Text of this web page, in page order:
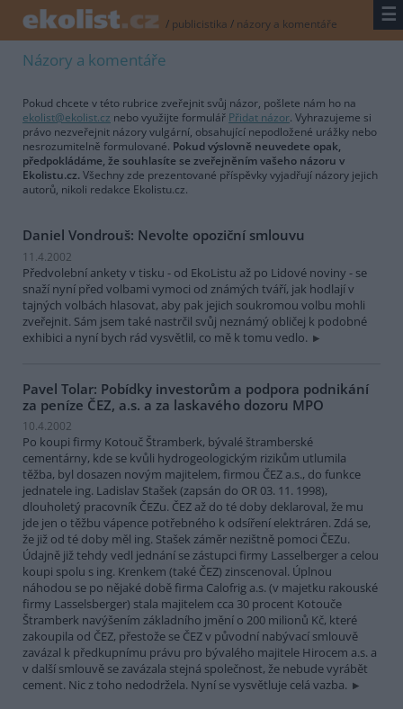
/ publicistika / názory a komentáře ☰
Názory a komentáře
Pokud chcete v této rubrice zveřejnit svůj názor, pošlete nám ho na
ekolist@ekolist.cz nebo využijte formulář Přidat názor. Vyhrazujeme si
právo nezveřejnit názory vulgární, obsahující nepodložené urážky nebo
nesrozumitelně formulované. Pokud výslovně neuvedete opak,
předpokládáme, že souhlasíte se zveřejněním vašeho názoru v
Ekolistu.cz. Všechny zde prezentované příspěvky vyjadřují názory jejich
autorů, nikoli redakce Ekolistu.cz.
Daniel Vondrouš: Nevolte opoziční smlouvu
11.4.2002
Předvolební ankety v tisku - od EkoListu až po Lidové noviny - se
snaží nyní před volbami vymoci od známých tváří, jak hodlají v
tajných volbách hlasovat, aby pak jejich soukromou volbu mohli
zveřejnit. Sám jsem také nastrčil svůj neznámý obličej k podobné
exhibici a nyní bych rád vysvětlil, co mě k tomu vedlo.
Pavel Tolar: Pobídky investorům a podpora podnikání
za peníze ČEZ, a.s. a za laskavého dozoru MPO
10.4.2002
Po koupi firmy Kotouč Štramberk, bývalé štramberské
cementárny, kde se kvůli hydrogeologickým rizikům utlumila
těžba, byl dosazen novým majitelem, firmou ČEZ a.s., do funkce
jednatele ing. Ladislav Stašek (zapsán do OR 03. 11. 1998),
dlouholetý pracovník ČEZu. ČEZ až do té doby deklaroval, že mu
jde jen o těžbu vápence potřebného k odsíření elektráren. Zdá se,
že již od té doby měl ing. Stašek záměr nezištně pomoci ČEZu.
Údajně již tehdy vedl jednání se zástupci firmy Lasselberger a celou
koupi spolu s ing. Krenkem (také ČEZ) zinscenoval. Úplnou
náhodou se po nějaké době firma Calofrig a.s. (v majetku rakouské
firmy Lasselsberger) stala majitelem cca 30 procent Kotouče
Štramberk navýšením základního jmění o 200 milionů Kč, které
zakoupila od ČEZ, přestože se ČEZ v původní nabývací smlouvě
zavázal k předkupnímu právu pro bývalého majitele Hirocem a.s. a
v další smlouvě se zavázala stejná společnost, že nebude vyrábět
cement. Nic z toho nedodržela. Nyní se vysvětluje celá vazba.